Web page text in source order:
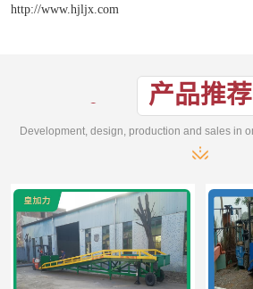
http://www.hjljx.com
产品推荐